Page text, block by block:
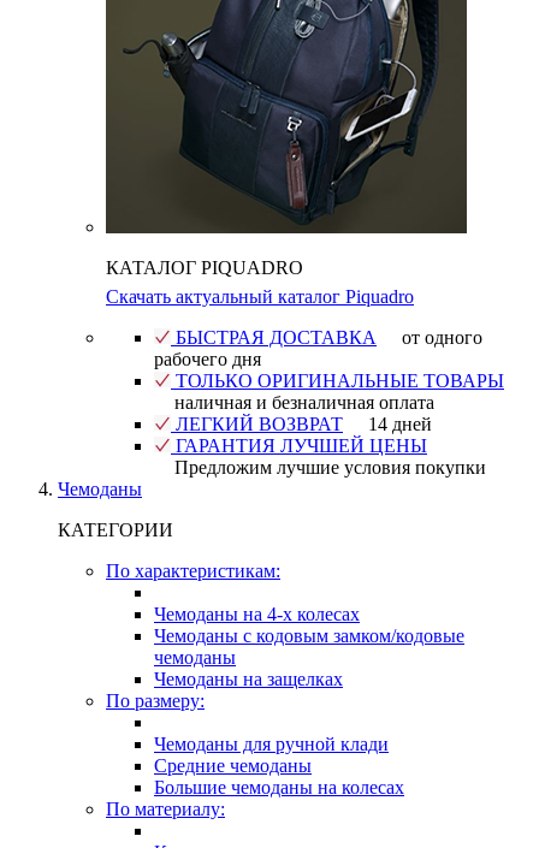
КАТАЛОГ PIQUADRO
Скачать актуальный каталог Piquadro
БЫСТРАЯ ДОСТАВКА
от одного
рабочего дня
ТОЛЬКО ОРИГИНАЛЬНЫЕ ТОВАРЫ
наличная и безналичная оплата
ЛЕГКИЙ ВОЗВРАТ
14 дней
ГАРАНТИЯ ЛУЧШЕЙ ЦЕНЫ
Предложим лучшие условия покупки
Чемоданы
КАТЕГОРИИ
По характеристикам:
Чемоданы на 4-х колесах
Чемоданы с кодовым замком/кодовые
чемоданы
Чемоданы на защелках
По размеру:
Чемоданы для ручной клади
Средние чемоданы
Большие чемоданы на колесах
По материалу: